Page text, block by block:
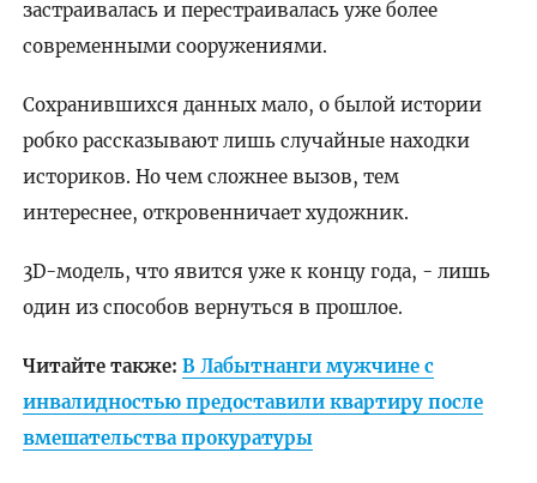
застраивалась и перестраивалась уже более
современными сооружениями.
Сохранившихся данных мало, о былой истории
робко рассказывают лишь случайные находки
историков. Но чем сложнее вызов, тем
интереснее, откровенничает художник.
3D-модель, что явится уже к концу года, - лишь
один из способов вернуться в прошлое.
Читайте также: В Лабытнанги мужчине с
инвалидностью предоставили квартиру после
вмешательства прокуратуры